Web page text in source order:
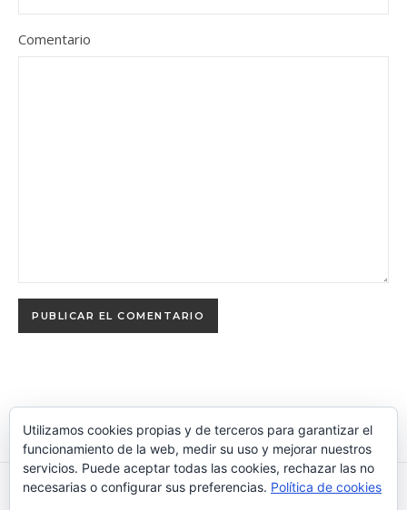
Comentario
Utilizamos cookies propias y de terceros para garantizar el
funcionamiento de la web, medir su uso y mejorar nuestros
servicios. Puede aceptar todas las cookies, rechazar las no
necesarias o configurar sus preferencias. Política de cookies